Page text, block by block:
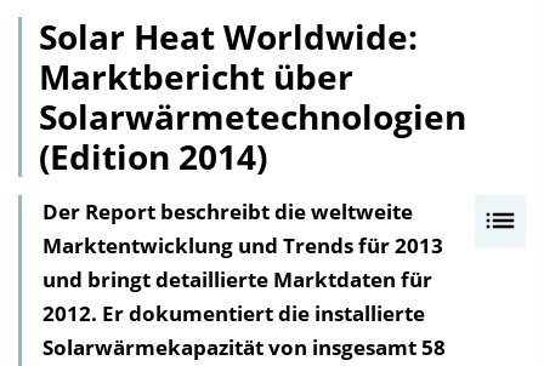
Solar Heat Worldwide:
Marktbericht über
Solarwärme­technologien
(Edition 2014)
Der Report beschreibt die weltweite
Marktentwicklung und Trends für 2013
und bringt detaillierte Marktdaten für
2012. Er dokumentiert die installierte
Solarwärmekapazität von insgesamt 58